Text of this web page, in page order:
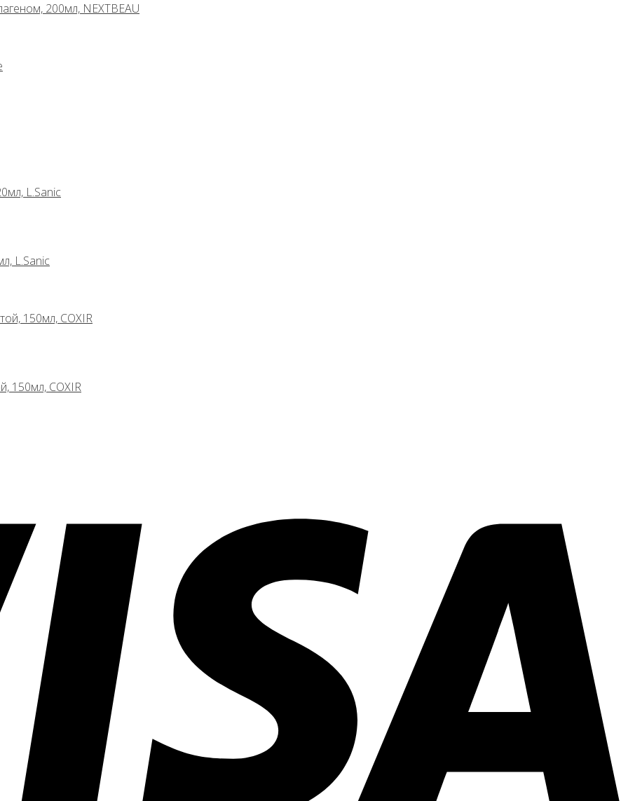
200мл, NEXTBEAU
L.Sanic
150мл, COXIR